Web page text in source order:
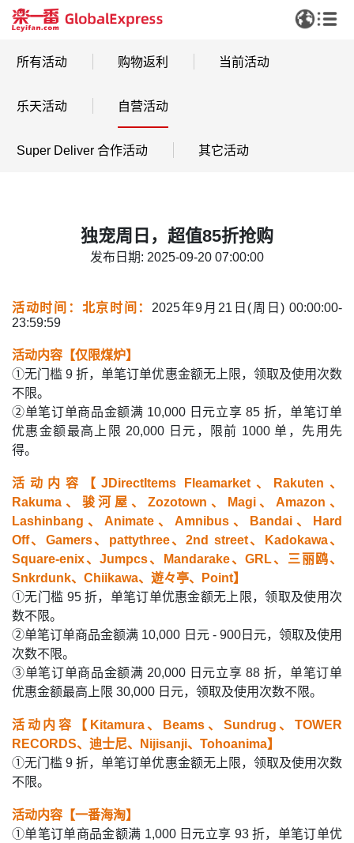
所有活动 购物返利 当前活动
乐天活动 自营活动
Super Deliver 合作活动 其它活动
独宠周日，超值85折抢购
发布日期: 2025-09-20 07:00:00
活动时间：北京时间： 2025年9月21日(周日) 00:00:00-
23:59:59
活动内容【仅限煤炉】
①无门槛 9 折，单笔订单优惠金额无上限，领取及使用次数
不限。
②单笔订单商品金额满 10,000 日元立享 85 折，单笔订单
优惠金额最高上限 20,000 日元，限前 1000 单，先用先
得。
活动内容【JDirectItems Fleamarket、Rakuten、
Rakuma、骏河屋、Zozotown、Magi、Amazon、
Lashinbang、Animate、Amnibus、Bandai、Hard
Off、Gamers、pattythree、2nd street、Kadokawa、
Square-enix、Jumpcs、Mandarake、GRL、三丽鸥、
Snkrdunk、Chiikawa、遊々亭、Point】
①无门槛 95 折，单笔订单优惠金额无上限，领取及使用次
数不限。
②单笔订单商品金额满 10,000 日元 - 900日元，领取及使用
次数不限。
③单笔订单商品金额满 20,000 日元立享 88 折，单笔订单
优惠金额最高上限 30,000 日元，领取及使用次数不限。
活动内容【Kitamura、Beams、Sundrug、TOWER
RECORDS、迪士尼、Nijisanji、Tohoanima】
①无门槛 9 折，单笔订单优惠金额无上限，领取及使用次数
不限。
活动内容【一番海淘】
①单笔订单商品金额满 1,000 日元立享 93 折，单笔订单优